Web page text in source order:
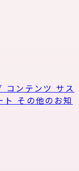
コンテンツ サス
ト その他のお知